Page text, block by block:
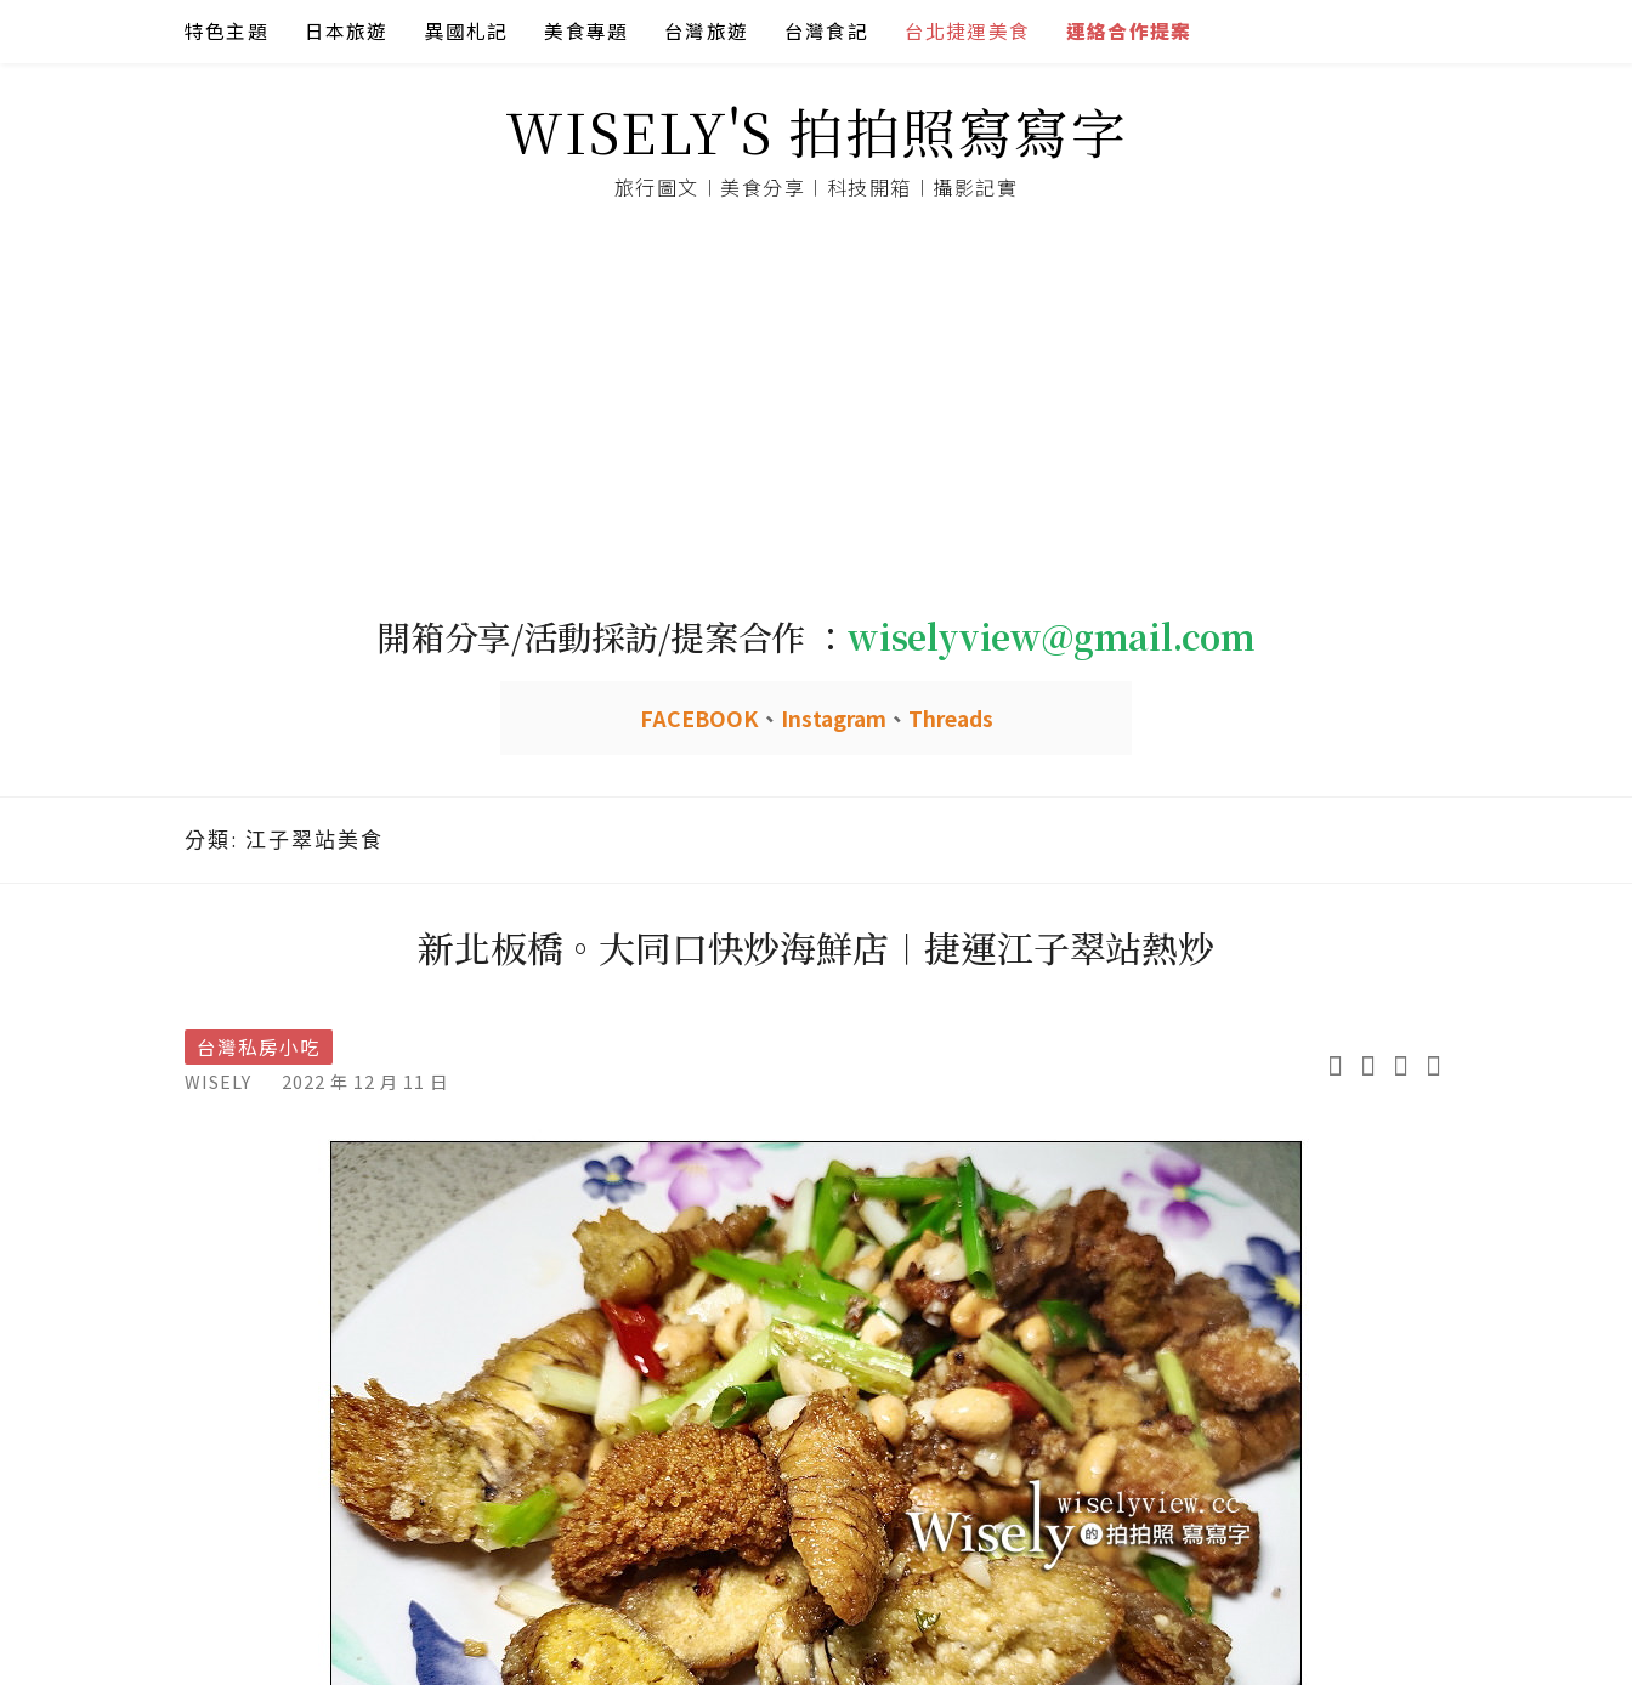
特色主題 日本旅遊 異國札記 美食專題 台灣旅遊 台灣食記 台北捷運美食 連絡合作提案
WISELY'S 拍拍照寫寫字
旅行圖文︱美食分享︱科技開箱︱攝影記實
開箱分享/活動採訪/提案合作 ： wiselyview@gmail.com
FACEBOOK、 Instagram 、 Threads
分類: 江子翠站美食
新北板橋。大同口快炒海鮮店︱捷運江子翠站熱炒
台灣私房小吃
WISELY 2022 年 12 月 11 日